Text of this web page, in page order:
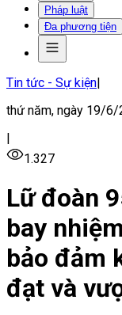
Pháp luật
Đa phương tiện
Tin tức - Sự kiện|
thứ năm, ngày 19/6/
|
1.327
Lữ đoàn
bay
bảo đảm
đạt và